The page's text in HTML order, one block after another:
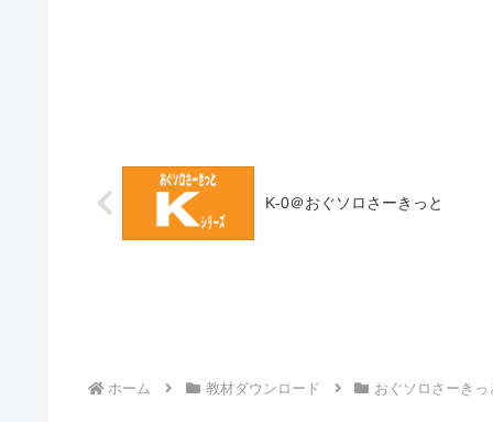
K-0＠おぐソロさーきっと
ホーム 教材ダウンロード おぐソロさーきっ